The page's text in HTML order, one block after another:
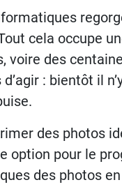
cela occupe
voire des
: bientôt il
des photos
option pour le
des photos